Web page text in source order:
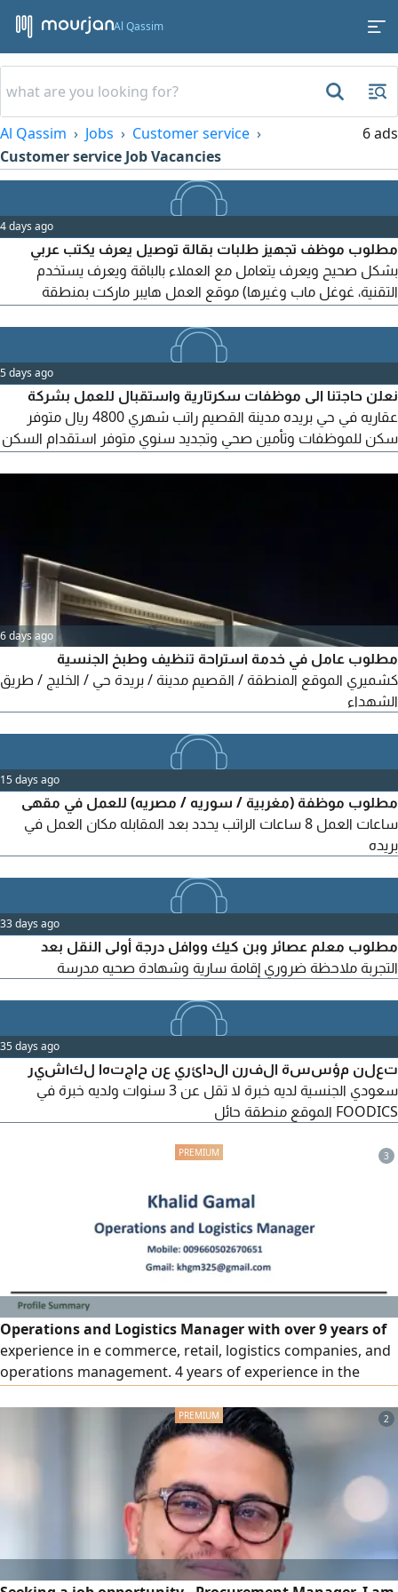
Al Qassim
Al Qassim Jobs
Customer service
Customer service Job Vacancies
6 ads
4 days ago
مطلوب موظف تجهيز طلبات بقالة توصيل يعرف يكتب عربي
بشكل صحيح ويعرف يتعامل مع العملاء بالباقة ويعرف يستخدم
التقنية، غوغل ماب وغيرها) موقع العمل هايبر ماركت بمنطقة
اجازات، الشركة توفر لك السكن فقط) وانترنت داخل مكان العمل
طبيعة العمل داخل الماركت فقط. السكن على الشركة (العمر
5 days ago
نعلن حاجتنا الى موظفات سكرتارية واستقبال للعمل بشركة
عقاريه في حي بريده مدينة القصيم راتب شهري 4800 ريال متوفر
سكن للموظفات وتأمين صحي وتجديد سنوي متوفر استقدام السكن
6 days ago
مطلوب عامل في خدمة استراحة تنظيف وطبخ الجنسية
كشميري الموقع المنطقة / القصيم مدينة / بريدة حي / الخليج / طريق
الشهداء
15 days ago
مطلوب موظفة (مغربية / سوريه / مصريه) للعمل في مقهى
ساعات العمل 8 ساعات الراتب يحدد بعد المقابله مكان العمل في
بريده
33 days ago
مطلوب معلم عصائر وبن كيك ووافل درجة أولى النقل بعد
التجربة ملاحظة ضروري إقامة سارية وشهادة صحيه مدرسة
35 days ago
تعلن مؤسسة الفرن الدائري عن حاجتها لكاشير
سعودي الجنسية لديه خبرة لا تقل عن 3 سنوات ولديه خبرة في
FOODICS الموقع منطقة حائل
3
Operations and Logistics Manager with over 9 years of
experience in e commerce, retail, logistics companies, and
operations management. 4 years of experience in the
2